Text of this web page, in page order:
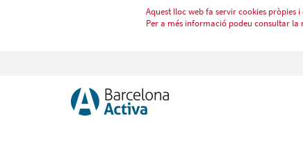
Aquest lloc web fa servir cookies pròpies
Per a més informació podeu consultar la